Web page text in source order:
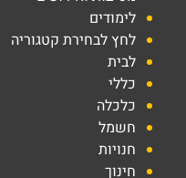
לימודים
לחץ לבחירת קטגוריה
לבית
כללי
כלכלה
חשמל
חנויות
חינוך